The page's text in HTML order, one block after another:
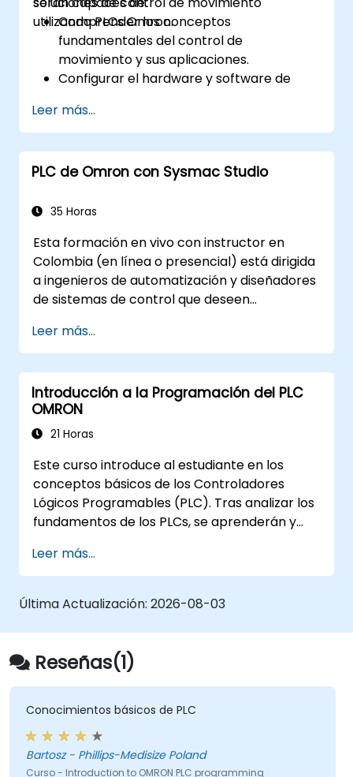
utilizando PLCs Omron.
Comprender los conceptos
fundamentales del control de
movimiento y sus aplicaciones.
Configurar el hardware y software de
Programar y optimizar el control de
movimiento de un solo eje y de múltiples
ejes.
Implementar estrategias de movimiento
sincronización.
Leer más...
PLC de Omron con Sysmac Studio
35 Horas
Esta formación en vivo con instructor en
Colombia (en línea o presencial) está dirigida
a ingenieros de automatización y diseñadores
de sistemas de control que deseen
Omron Sysmac, abarcando controladores
NJ/NX, redes EtherCAT, variadores servo
G5/1S/1SA, HMI de la serie NA y hardware de
seguridad NX.
Leer más...
Introducción a la Programación del PLC
OMRON
21 Horas
Este curso introduce al estudiante en los
conceptos básicos de los Controladores
Lógicos Programables (PLC). Tras analizar los
fundamentos de los PLCs, se aprenderán y
Diagrama de Contactos (Ladder) aplicadas a
tareas de Automatización Industrial. Público
objetivo: Especialistas en Electricidad,
interés en Automatización Industrial.
Leer más...
Última Actualización: 2026-08-03
Reseñas(1)
Conocimientos básicos de PLC
Bartosz - Phillips-Medisize Poland
Curso - Introduction to OMRON PLC programming